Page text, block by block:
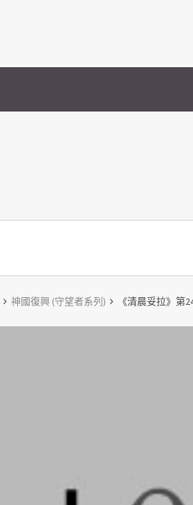
神國復興 (守望者系列) 《清晨妥拉》第